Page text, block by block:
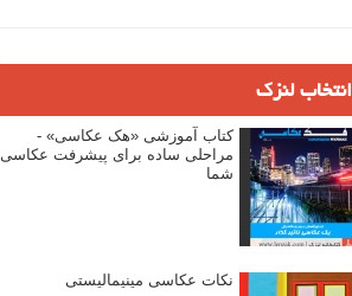
انتخاب لنزک
کتاب آموزشی «هک عکاسی» -
مراحلی ساده برای پیشرفت عکاسی
شما
نکات عکاسی مینیمالیستی